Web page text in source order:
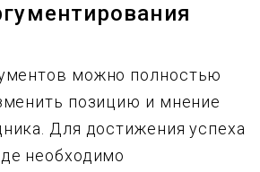
можно полностью
позицию и мнение
Для достижения успеха
необходимо